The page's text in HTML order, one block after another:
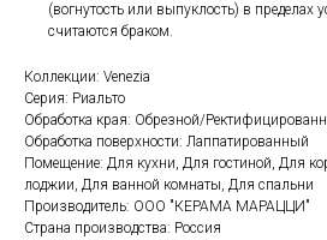
(вогнутость или выпуклость) в пределах
считаются браком.
Коллекции: Venezia
Серия: Риальто
Обработка края: Обрезной/
Обработка поверхности: Лаппатированный
Помещение: Для кухни, Для гостиной, Для
лоджии, Для ванной комнаты, Для спальни
Производитель: ООО "КЕРАМА МАРАЦЦИ"
Страна производства: Россия